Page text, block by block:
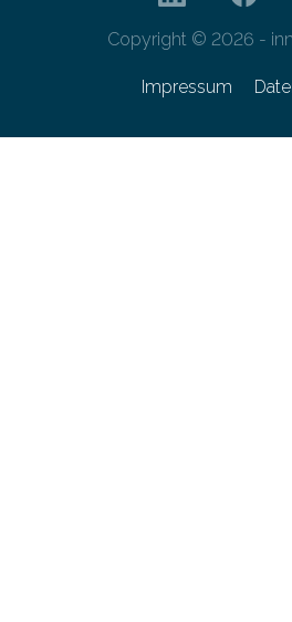
Copyright © 2026 -
Impressum